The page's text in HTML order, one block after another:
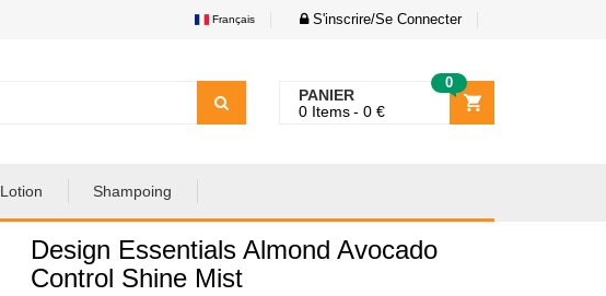
Français S'inscrire/Se Connecter
PANIER
0
0 Items 0 €
Lotion Shampoing
Design Essentials Almond Avocado
Control Shine Mist